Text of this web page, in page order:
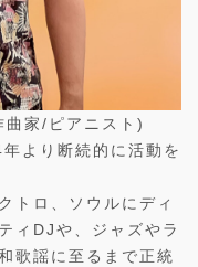
家/ピアニスト)
より断続的に活動を
トロ、ソウルにディ
ィDJや、ジャズやラ
歌謡に至るまで正統